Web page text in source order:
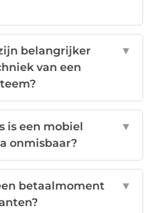
belangrijker
van een
▼
is een mobiel
onmisbaar?
▼
betaalmoment
▼